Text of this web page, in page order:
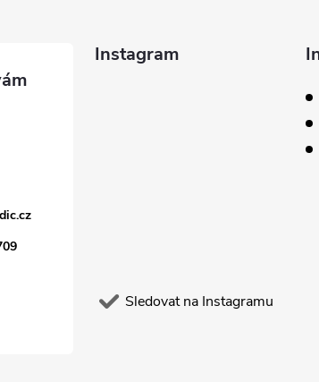
Instagram
Sledovat na Instagramu